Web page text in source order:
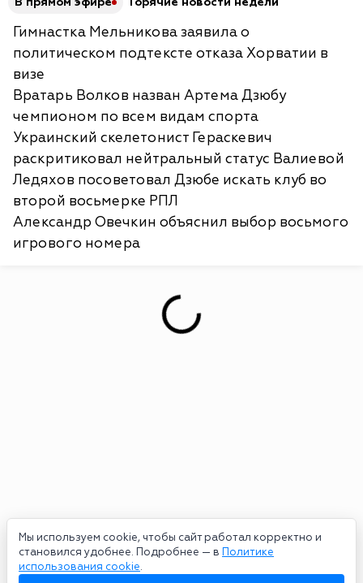
Мы используем cookie, чтобы сайт работал корректно и
становился удобнее. Подробнее — в Политике
использования cookie.
Гимнастка Мельникова заявила о
политическом подтексте отказа Хорватии в
визе
Вратарь Волков назван Артема Дзюбу
чемпионом по всем видам спорта
Украинский скелетонист Гераскевич
раскритиковал нейтральный статус Валиевой
Ледяхов посоветовал Дзюбе искать клуб во
второй восьмерке РПЛ
Александр Овечкин объяснил выбор восьмого
игрового номера